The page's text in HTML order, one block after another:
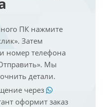
ПК нажмите
Затем
номер телефона
Мы
детали.
через
оформит заказ